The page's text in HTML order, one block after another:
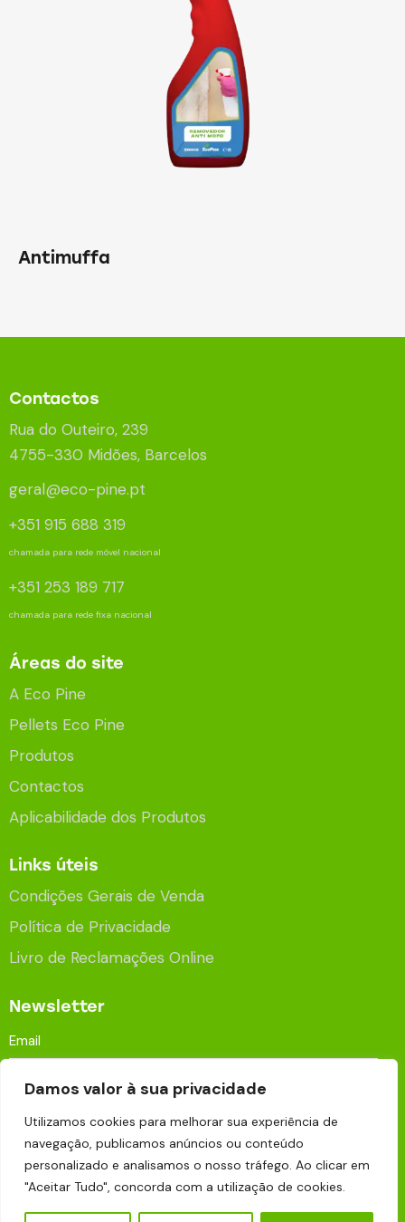
Damos valor à sua privacidade
Utilizamos cookies para melhorar sua experiência de
navegação, publicamos anúncios ou conteúdo
personalizado e analisamos o nosso tráfego. Ao clicar em
"Aceitar Tudo", concorda com a utilização de cookies.
Antimuffa
Contactos
Rua do Outeiro, 239
4755-330 Midões, Barcelos
geral@eco-pine.pt
+351 915 688 319
chamada para rede móvel nacional
+351 253 189 717
chamada para rede fixa nacional
Áreas do site
A Eco Pine
Pellets Eco Pine
Produtos
Contactos
Aplicabilidade dos Produtos
Links úteis
Condições Gerais de Venda
Política de Privacidade
Livro de Reclamações Online
Newsletter
Aceito que os meus dados sejam processados e
armazenados para fins publicitários de acordo com a
Política de Privacidade.